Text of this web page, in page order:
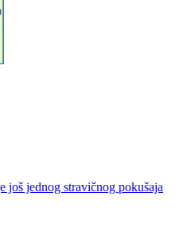
još jednog stravičnog pokušaja